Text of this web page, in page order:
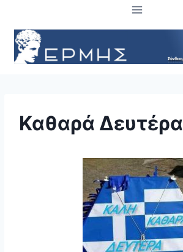
content
Καθαρά Δευτέρα